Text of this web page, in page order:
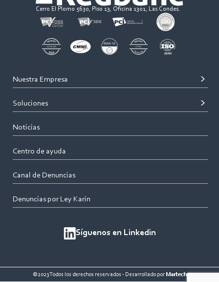
Cerro El Plomo 5630, Piso 13, Oficina 1301, Las Condes.
Nuestra Empresa
Soluciones
Noticias
Centro de ayuda
Canal de Denuncias
Denuncias por Ley Karin
Síguenos en Linkedin
©2023 Todos los derechos reservados - Desarrollado por Martech